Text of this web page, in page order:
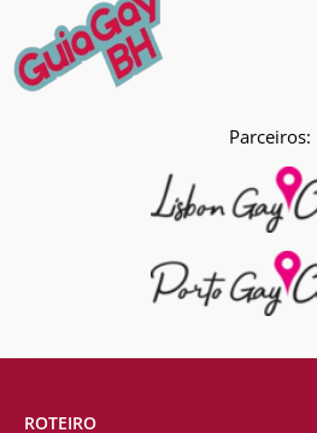
Parceiros:
ROTEIRO